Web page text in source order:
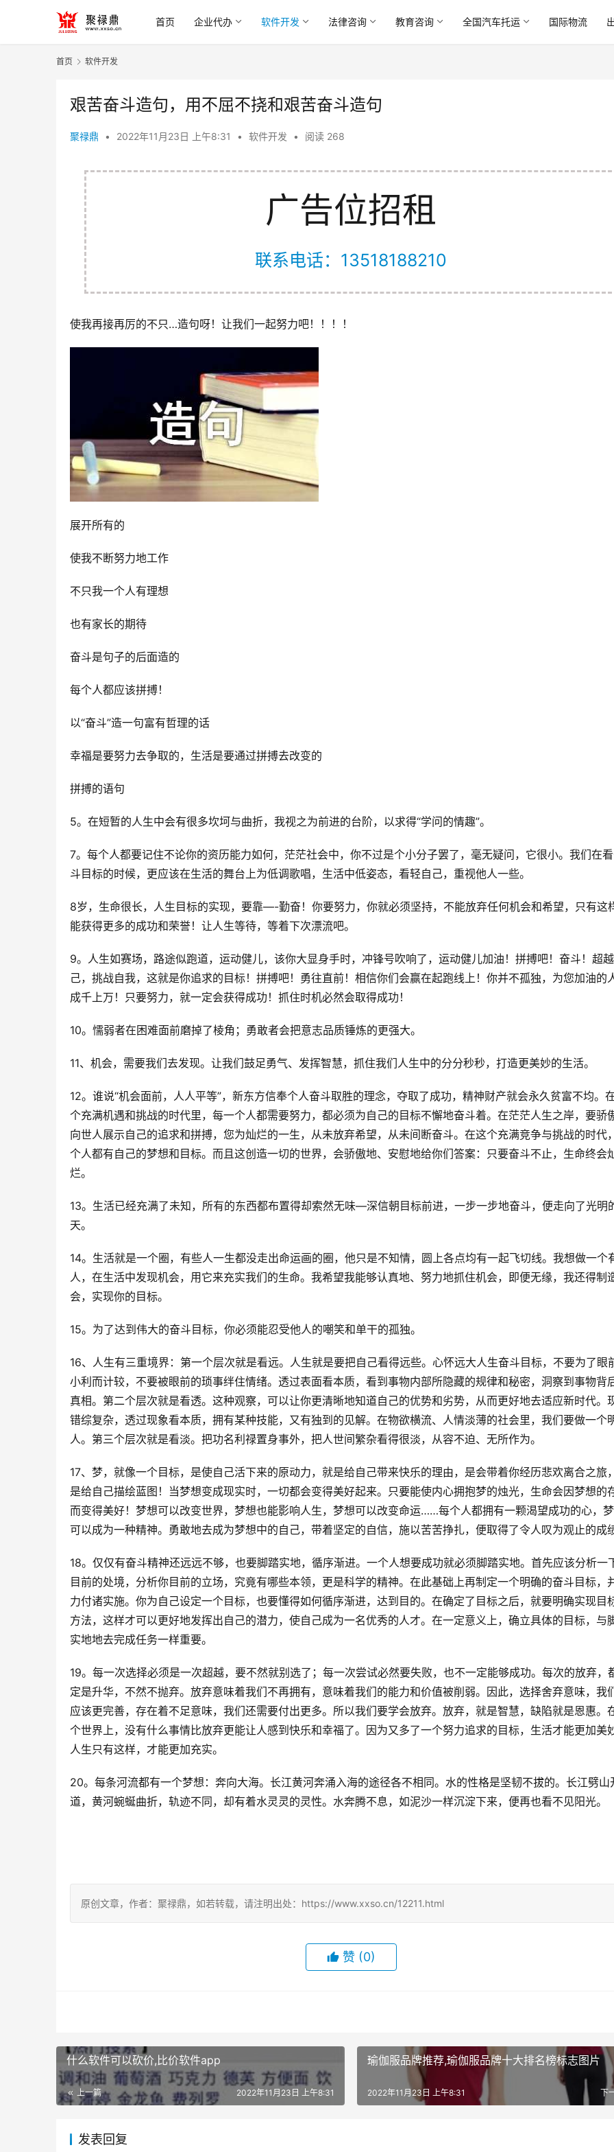
首页 企业代办 软件开发 法律咨询 教育咨询 全国汽车托运 国际物流
首页 软件开发
艰苦奋斗造句，用不屈不挠和艰苦奋斗造句
聚禄鼎 • 2022年11月23日 上午8:31 • 软件开发 • 阅读 268
广告位招租
联系电话：13518188210
使我再接再厉的不只…造句呀！ 让我们一起努力吧！ ！！！
展开所有的
使我不断努力地工作
不只我一个人有理想
也有家长的期待
奋斗是句子的后面造的
每个人都应该拼搏！
以“奋斗”造一句富有哲理的话
幸福是要努力去争取的，生活是要通过拼搏去改变的
拼搏的语句
5。在短暂的人生中会有很多坎坷与曲折，我视之为前进的台阶，以求得“学问的情趣”。
7。每个人都要记住不论你的资历能力如何，茫茫社会中，你不过是个小分子罢了，毫无疑问，它很小。 我们在
斗目标的时候，更应该在生活的舞台上为低调歌唱，生活中低姿态，看轻自己，重视他人一些。
8岁，生命很长，人生目标的实现，要靠—-勤奋！ 你要努力，你就必须坚持，不能放弃任何机会和希望，只有这
能获得更多的成功和荣誉！ 让人生等待，等着下次漂流吧。
9。人生如赛场，路途似跑道，运动健儿，该你大显身手时，冲锋号吹响了，运动健儿加油！ 拼搏吧！ 奋斗！超
己，挑战自我，这就是你追求的目标！ 拼搏吧！ 勇往直前！ 相信你们会赢在起跑线上！ 你并不孤独，为您加油的
成千上万！ 只要努力，就一定会获得成功！ 抓住时机必然会取得成功！
10。懦弱者在困难面前磨掉了棱角； 勇敢者会把意志品质锤炼的更强大。
11、机会，需要我们去发现。 让我们鼓足勇气、发挥智慧，抓住我们人生中的分分秒秒，打造更美妙的生活。
12。谁说“机会面前，人人平等”，新东方信奉个人奋斗取胜的理念，夺取了成功，精神财产就会永久贫富不均。
个充满机遇和挑战的时代里，每一个人都需要努力，都必须为自己的目标不懈地奋斗着。 在茫茫人生之岸，要骄
向世人展示自己的追求和拼搏，您为灿烂的一生，从未放弃希望，从未间断奋斗。 在这个充满竞争与挑战的时代
个人都有自己的梦想和目标。 而且这创造一切的世界，会骄傲地、安慰地给你们答案：只要奋斗不止，生命终会
烂。
13。生活已经充满了未知，所有的东西都布置得却索然无味—深信朝目标前进，一步一步地奋斗，便走向了光明
天。
14。生活就是一个圈，有些人一生都没走出命运画的圈，他只是不知情，圆上各点均有一起飞切线。 我想做一个
人，在生活中发现机会，用它来充实我们的生命。 我希望我能够认真地、努力地抓住机会，即便无缘，我还得制
会，实现你的目标。
15。为了达到伟大的奋斗目标，你必须能忍受他人的嘲笑和单干的孤独。
16、人生有三重境界：第一个层次就是看远。 人生就是要把自己看得远些。 心怀远大人生奋斗目标，不要为了眼
小利而计较，不要被眼前的琐事绊住情绪。 透过表面看本质，看到事物内部所隐藏的规律和秘密，洞察到事物背
真相。 第二个层次就是看透。 这种观察，可以让你更清晰地知道自己的优势和劣势，从而更好地去适应新时代。
错综复杂，透过现象看本质，拥有某种技能，又有独到的见解。 在物欲横流、人情淡薄的社会里，我们要做一个
人。 第三个层次就是看淡。 把功名利禄置身事外，把人世间繁杂看得很淡，从容不迫、无所作为。
17、梦，就像一个目标，是使自己活下来的原动力，就是给自己带来快乐的理由，是会带着你经历悲欢离合之旅
是给自己描绘蓝图！ 当梦想变成现实时，一切都会变得美好起来。 只要能使内心拥抱梦的烛光，生命会因梦想的
而变得美好！ 梦想可以改变世界，梦想也能影响人生，梦想可以改变命运……每个人都拥有一颗渴望成功的心，
可以成为一种精神。 勇敢地去成为梦想中的自己，带着坚定的自信，施以苦苦挣扎，便取得了令人叹为观止的成
18。仅仅有奋斗精神还远远不够，也要脚踏实地，循序渐进。 一个人想要成功就必须脚踏实地。 首先应该分析一
目前的处境，分析你目前的立场，究竟有哪些本领，更是科学的精神。 在此基础上再制定一个明确的奋斗目标，
力付诸实施。 你为自己设定一个目标，也要懂得如何循序渐进，达到目的。 在确定了目标之后，就要明确实现目
方法，这样才可以更好地发挥出自己的潜力，使自己成为一名优秀的人才。 在一定意义上，确立具体的目标，与
实地地去完成任务一样重要。
19。每一次选择必须是一次超越，要不然就别选了； 每一次尝试必然要失败，也不一定能够成功。 每次的放弃，
定是升华，不然不抛弃。 放弃意味着我们不再拥有，意味着我们的能力和价值被削弱。 因此，选择舍弃意味，我
应该更完善，存在着不足意味，我们还需要付出更多。 所以我们要学会放弃。 放弃，就是智慧，缺陷就是恩惠。
个世界上，没有什么事情比放弃更能让人感到快乐和幸福了。 因为又多了一个努力追求的目标，生活才能更加美
人生只有这样，才能更加充实。
20。每条河流都有一个梦想：奔向大海。 长江黄河奔涌入海的途径各不相同。 水的性格是坚韧不拔的。 长江劈山
道，黄河蜿蜒曲折，轨迹不同，却有着水灵灵的灵性。 水奔腾不息，如泥沙一样沉淀下来，便再也看不见阳光。
原创文章，作者：聚禄鼎，如若转载，请注明出处：https://www.xxso.cn/12211.html
赞 (0)
什么软件可以砍价,比价软件app
上一篇 2022年11月23日 上午8:31
瑜伽服品牌推荐,瑜伽服品牌十大排名榜标志图片
下
2022年11月23日 上午8:31
发表回复